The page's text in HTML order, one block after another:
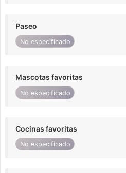
Paseo
No especificado
Mascotas favoritas
No especificado
Cocinas favoritas
No especificado